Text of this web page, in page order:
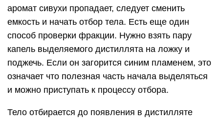
аромат сивухи пропадает, следует сменить
емкость и начать отбор тела. Есть еще один
способ проверки фракции. Нужно взять пару
капель выделяемого дистиллята на ложку и
поджечь. Если он загорится синим пламенем, это
означает что полезная часть начала выделяться
и можно приступать к процессу отбора.
Тело отбирается до появления в дистилляте